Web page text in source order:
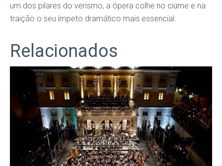
um dos pilares do verismo, a ópera colhe no ciúme e na
traição o seu ímpeto dramático mais essencial.
Relacionados